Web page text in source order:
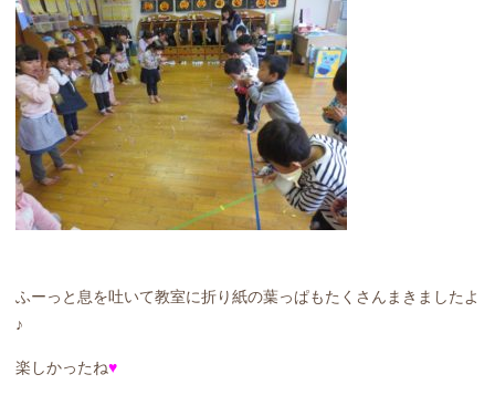
ふーっと息を吐いて教室に折り紙の葉っぱもたくさんまきましたよ
♪
楽しかったね♥